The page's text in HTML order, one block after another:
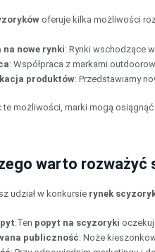
oferuje kilka możliwości
na nowe rynki: Rynki wschodzące
: Współpraca z markami
produktów: Przedstawiamy
te możliwości, marki mogą osiągnąć
warto rozważyć
udział w konkursie rynek
:Ten popyt na scyzoryki
publiczność: Noże